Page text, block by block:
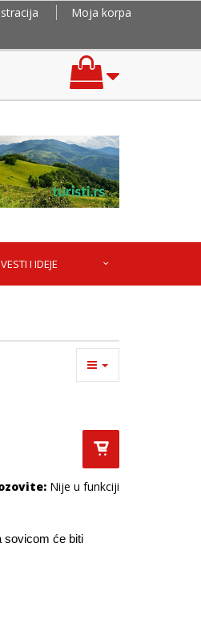
Moja korpa
VESTI I IDEJE
Nije u funkciji
sovicom će biti